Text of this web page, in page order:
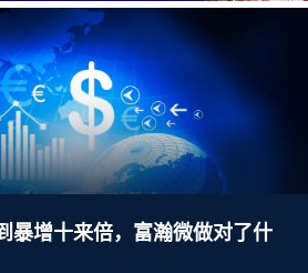
暴增十来倍，富瀚微做对了什